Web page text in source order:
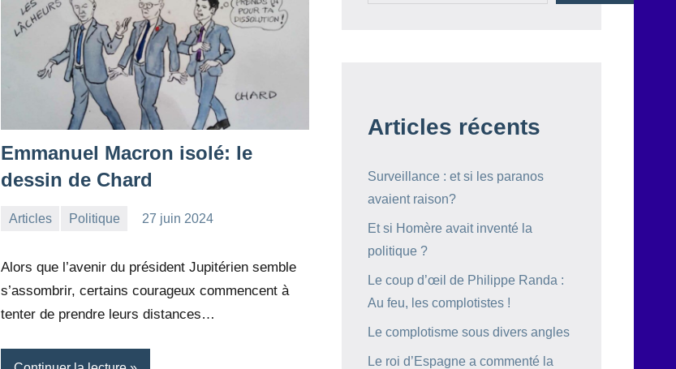
Emmanuel Macron isolé: le
dessin de Chard
Articles Politique
27 juin 2024
Alors que l’avenir du président Jupitérien semble
s’assombrir, certains courageux commencent à
tenter de prendre leurs distances…
Articles récents
Surveillance : et si les paranos
avaient raison?
Et si Homère avait inventé la
politique ?
Le coup d’œil de Philippe Randa :
Au feu, les complotistes !
Le complotisme sous divers angles
Le roi d’Espagne a commenté la